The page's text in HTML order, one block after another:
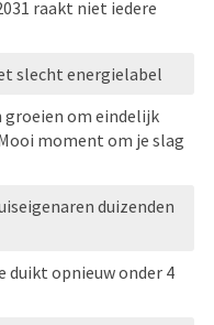
raakt niet iedere
slecht energielabel
groeien om eindelijk
moment om je slag
duizenden
duikt opnieuw onder 4